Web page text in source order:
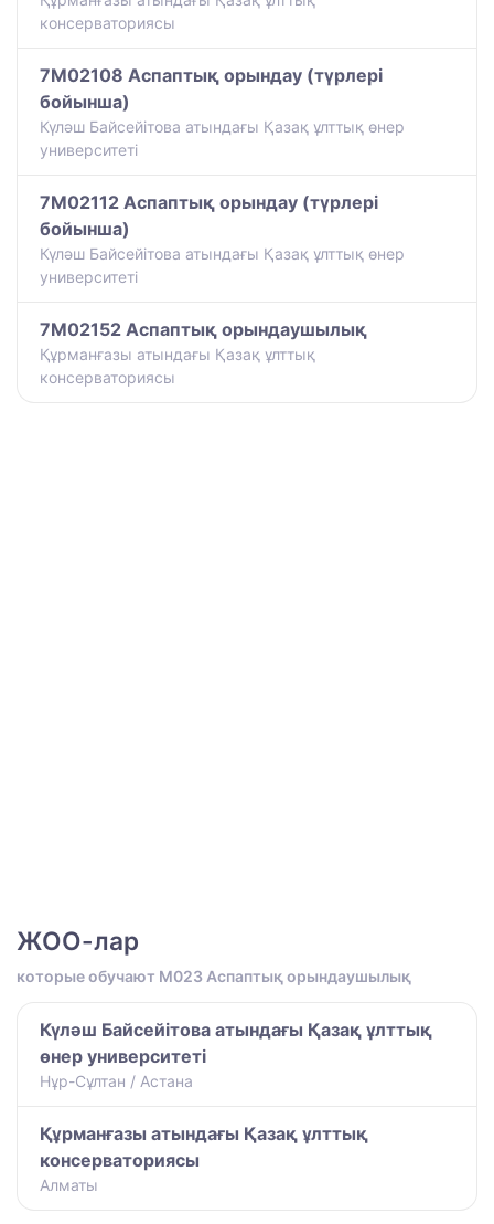
консерваториясы
7M02108 Аспаптық орындау (түрлері
бойынша)
Күләш Байсейітова атындағы Қазақ ұлттық өнер
университеті
7M02112 Аспаптық орындау (түрлері
бойынша)
Күләш Байсейітова атындағы Қазақ ұлттық өнер
университеті
7M02152 Аспаптық орындаушылық
Құрманғазы атындағы Қазақ ұлттық
консерваториясы
ЖОО-лар
которые обучают M023 Аспаптық орындаушылық
Күләш Байсейітова атындағы Қазақ ұлттық
өнер университеті
Нұр-Сұлтан / Астана
Құрманғазы атындағы Қазақ ұлттық
консерваториясы
Алматы